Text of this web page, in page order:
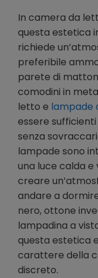
In camera da
questa estetica
richiede
preferibile
parete di
comodini in
letto e lampade
essere
senza
lampade sono
una luce calda
creare
andare a
nero, ottone
lampadina a
questa estetica
carattere della
discreto.